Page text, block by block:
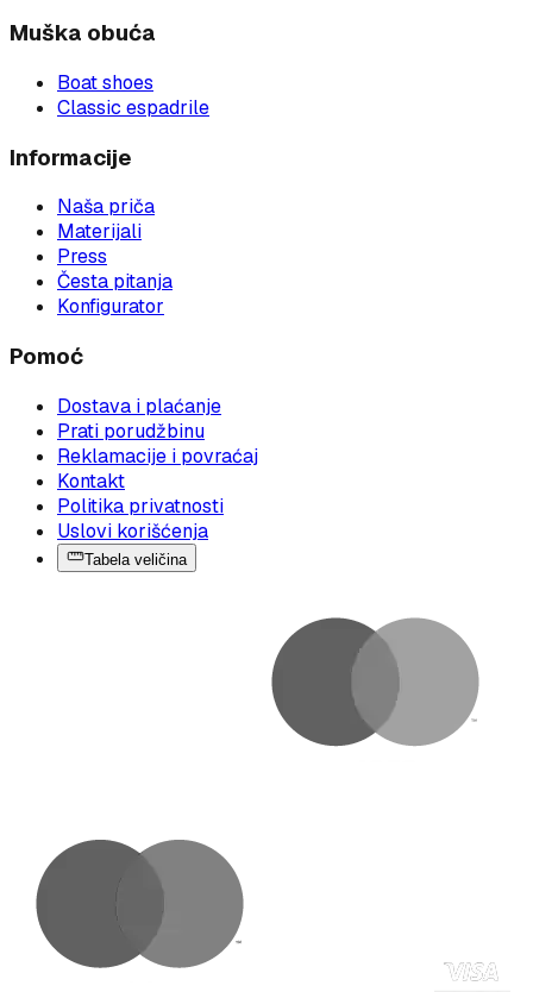
Muška obuća
Boat shoes
Classic espadrile
Informacije
Naša priča
Materijali
Press
Česta pitanja
Konfigurator
Pomoć
Dostava i plaćanje
Prati porudžbinu
Reklamacije i povraćaj
Kontakt
Politika privatnosti
Uslovi korišćenja
Tabela veličina